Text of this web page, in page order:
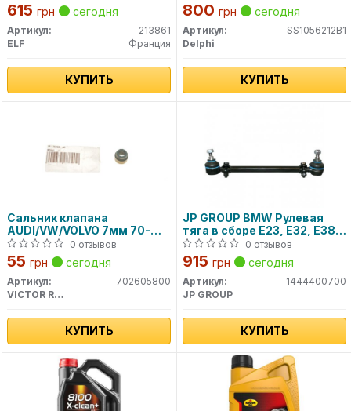
615 грн сегодня
Артикул:
213861
ELF
Франция
КУПИТЬ
800 грн сегодня
Артикул:
SS1056212B1
Delphi
КУПИТЬ
Сальник клапана
AUDI/VW/VOLVO 7мм 70-
26058-00 VICTOR REINZ
0 отзывов
55 грн сегодня
Артикул:
702605800
VICTOR REINZ
КУПИТЬ
JP GROUP BMW Рулевая
тяга в сборе E23, E32, E38,
E34 86-94 0 отзывов
915 грн сегодня
Артикул:
1444400700
JP GROUP
КУПИТЬ